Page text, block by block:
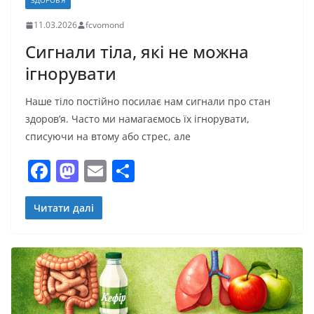
11.03.2026 fcvomond
Сигнали тіла, які не можна
ігнорувати
Наше тіло постійно посилає нам сигнали про стан
здоров’я. Часто ми намагаємось їх ігнорувати,
списуючи на втому або стрес, але
F
a
c
b
o
o
M
a
st
d
o
n
E
и
т
и
Читати далі